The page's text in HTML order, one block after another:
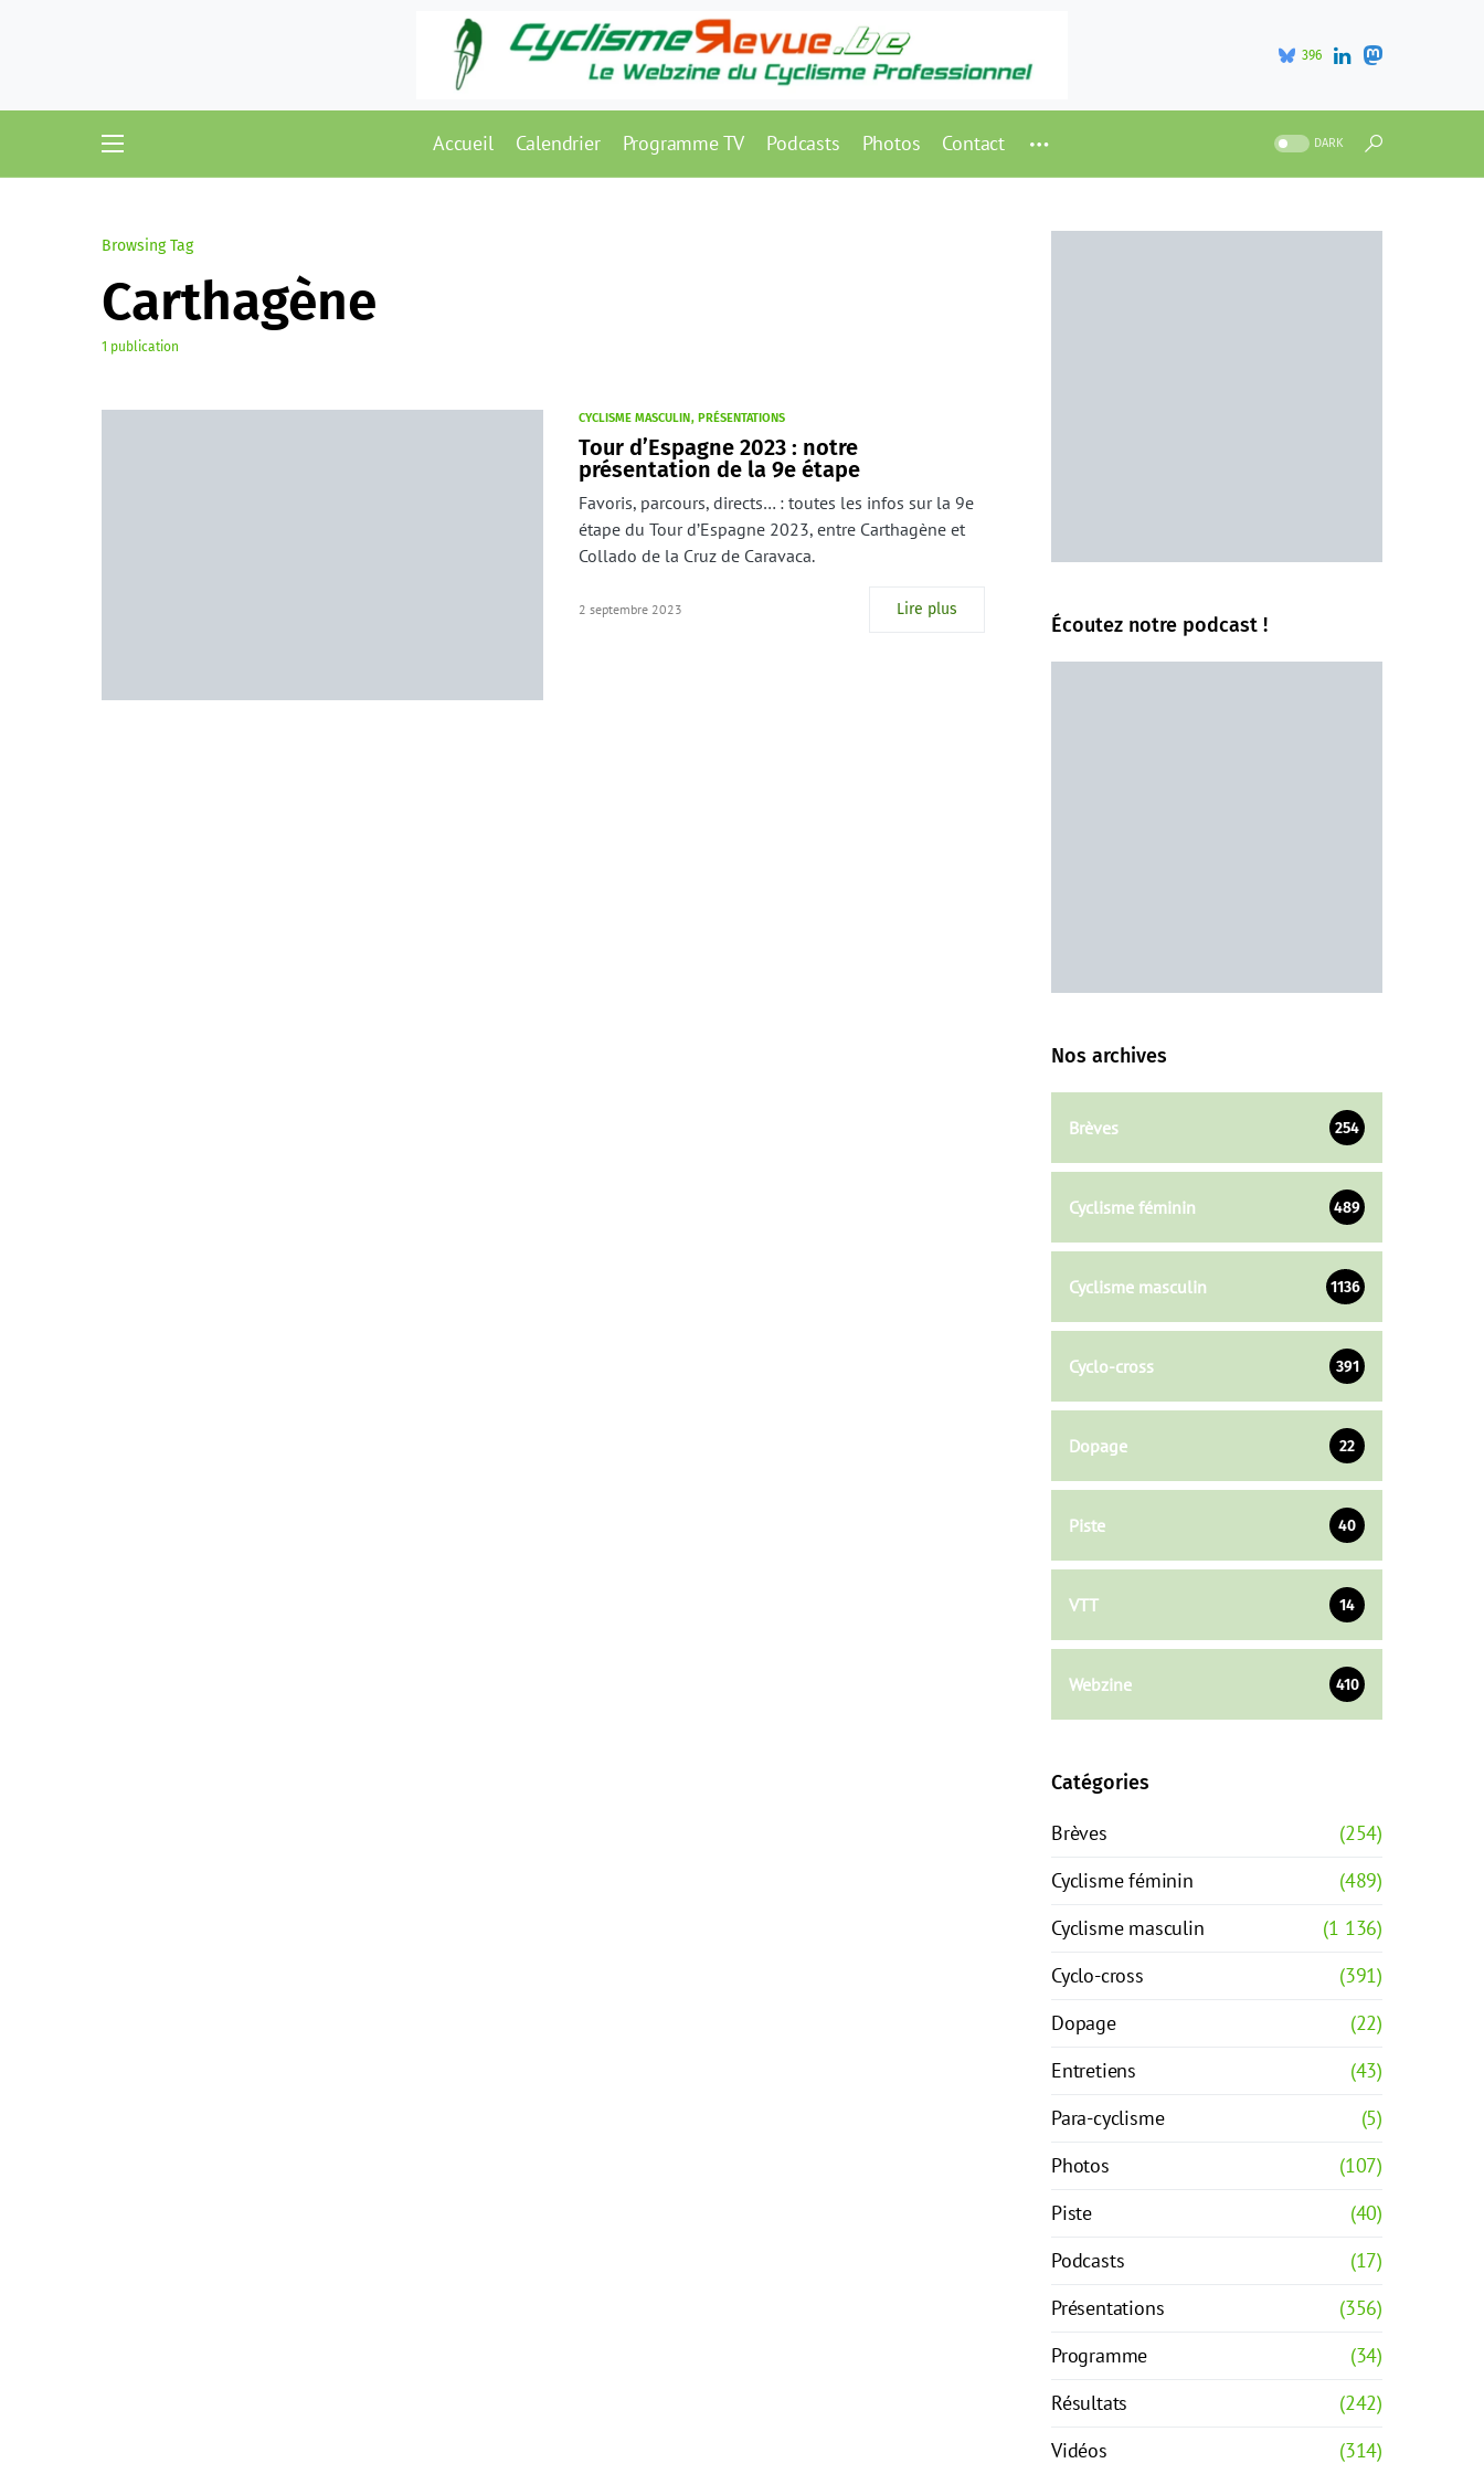
396
Accueil Calendrier Programme TV Podcasts Photos Contact DARK
Browsing Tag
Carthagène
1 publication
CYCLISME MASCULIN PRÉSENTATIONS
Tour d’Espagne 2023 : notre
présentation de la 9e étape
Favoris, parcours, directs… : toutes les infos sur la 9e
étape du Tour d’Espagne 2023, entre Carthagène et
Collado de la Cruz de Caravaca.
2 septembre 2023 Lire plus
Écoutez notre podcast !
Nos archives
Brèves 254
Cyclisme féminin 489
Cyclisme masculin 1136
Cyclo-cross 391
Dopage 22
Piste 40
VTT 14
Webzine 410
Catégories
Brèves
(254)
Cyclisme féminin
(489)
Cyclisme masculin
(1 136)
Cyclo-cross
(391)
Dopage
(22)
Entretiens
(43)
Para-cyclisme
(5)
Photos
(107)
Piste
(40)
Podcasts
(17)
Présentations
(356)
Programme
(34)
Résultats
(242)
Vidéos
(314)